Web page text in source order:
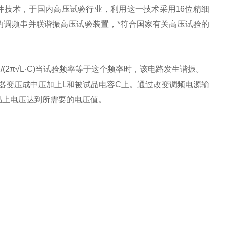
术，于国内高压试验行业，利用这一技术采用16位精细
频串并联谐振高压试验装置，*符合国家有关高压试验的
当试验频率等于这个频率时，该电路发生谐振。
压成中压加上L和被试品电容C上。通过改变调频电源输
电压达到所需要的电压值。